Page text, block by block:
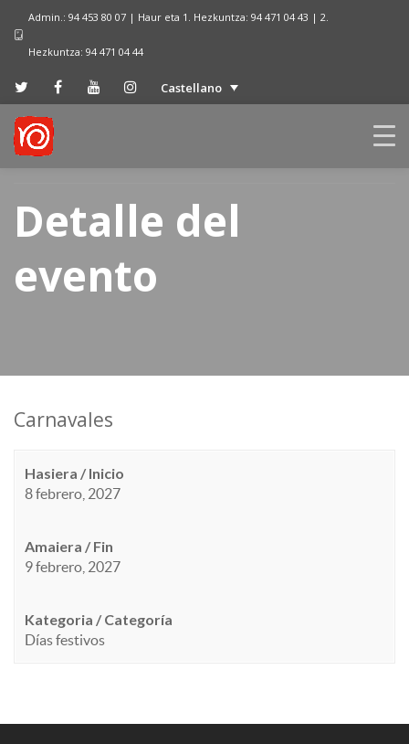
Admin.: 94 453 80 07 | Haur eta 1. Hezkuntza: 94 471 04 43 | 2.
Hezkuntza: 94 471 04 44
Castellano
Detalle del
evento
Carnavales
Hasiera / Inicio
8 febrero, 2027
Amaiera / Fin
9 febrero, 2027
Kategoria / Categoría
Días festivos